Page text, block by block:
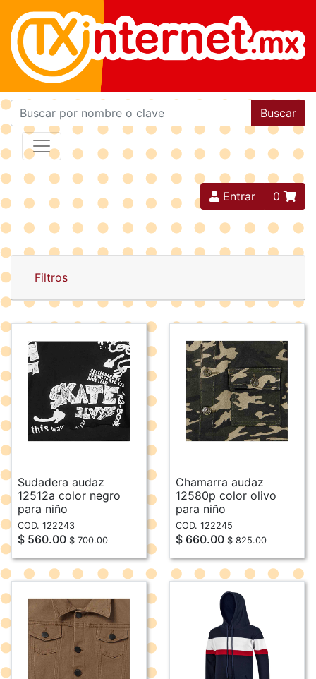
Buscar
Entrar 0
Filtros
Sudadera audaz
12512a color negro
para niño
COD. 122243
$ 560.00 $ 700.00
Chamarra audaz
12580p color olivo
para niño
COD. 122245
$ 660.00 $ 825.00